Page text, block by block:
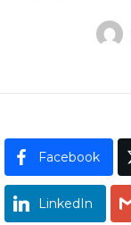
Facebook
LinkedIn